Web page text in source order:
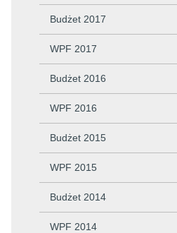
Budżet 2017
WPF 2017
Budżet 2016
WPF 2016
Budżet 2015
WPF 2015
Budżet 2014
WPF 2014